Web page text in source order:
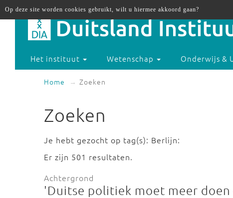
Het instituut Wetenschap Onderwijs &
Home Zoeken
Zoeken
Je hebt gezocht op tag(s): Berlijn:
Er zijn 501 resultaten.
Achtergrond
'Duitse politiek moet meer
Op deze site worden cookies gebruikt, wilt u hiermee akkoord gaan?